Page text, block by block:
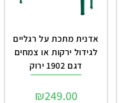
אדנית מתכת על רגליים
לגידול ירקות או צמחים
דגם 1902 ירוק
₪249.00